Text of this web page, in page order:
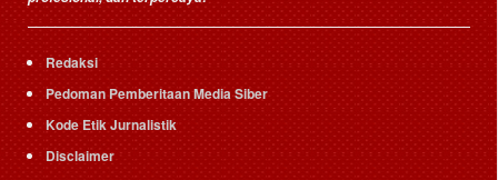
Redaksi
Pedoman Pemberitaan Media Siber
Kode Etik Jurnalistik
Disclaimer